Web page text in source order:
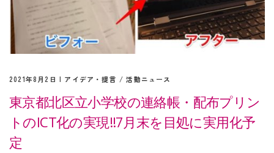
2021年8月2日 | アイデア・提言 /活動ニュース
東京都北区立小学校の連絡帳・配布プリン
トのICT化の実現‼︎7月末を目処に実用化予
定